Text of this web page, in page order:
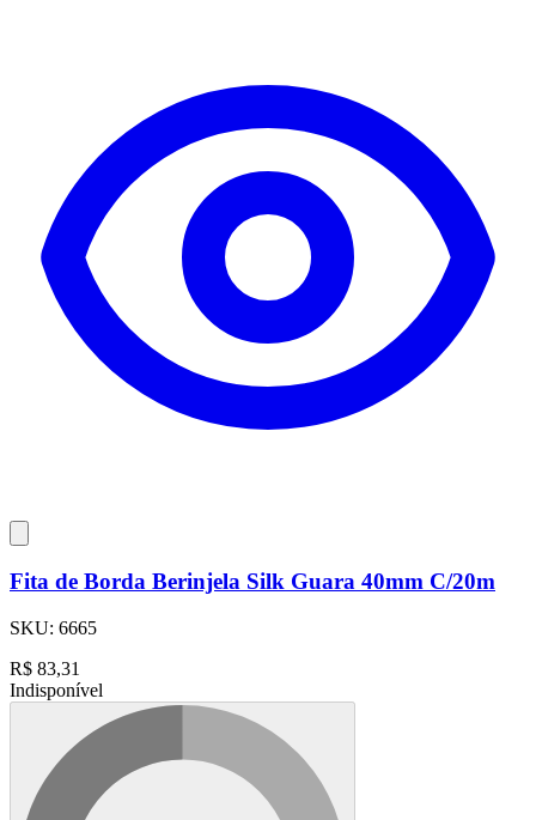
Fita de Borda Berinjela Silk Guara 40mm C/20m
SKU: 6665
R$ 83,31
Indisponível